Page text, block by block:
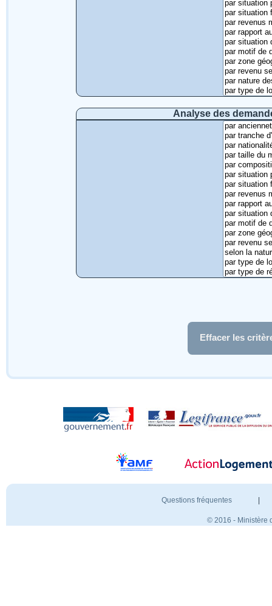
Analyse des
Effacer les
Questions fréquentes
© 2016 - Ministère